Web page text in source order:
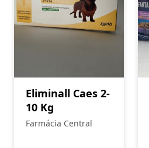
Eliminall Caes 2-
10 Kg
Farmácia Central